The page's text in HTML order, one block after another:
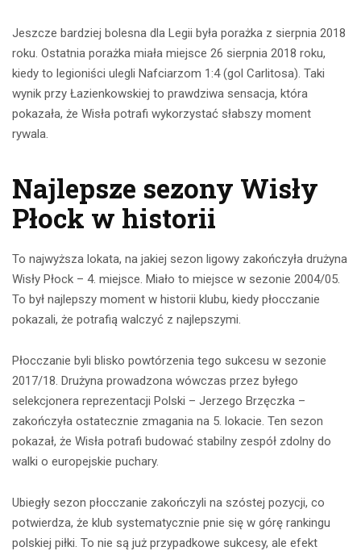
Jeszcze bardziej bolesna dla Legii była porażka z sierpnia 2018
roku. Ostatnia porażka miała miejsce 26 sierpnia 2018 roku,
kiedy to legioniści ulegli Nafciarzom 1:4 (gol Carlitosa). Taki
wynik przy Łazienkowskiej to prawdziwa sensacja, która
pokazała, że Wisła potrafi wykorzystać słabszy moment
rywala.
Najlepsze sezony Wisły
Płock w historii
To najwyższa lokata, na jakiej sezon ligowy zakończyła drużyna
Wisły Płock – 4. miejsce. Miało to miejsce w sezonie 2004/05.
To był najlepszy moment w historii klubu, kiedy płocczanie
pokazali, że potrafią walczyć z najlepszymi.
Płocczanie byli blisko powtórzenia tego sukcesu w sezonie
2017/18. Drużyna prowadzona wówczas przez byłego
selekcjonera reprezentacji Polski – Jerzego Brzęczka –
zakończyła ostatecznie zmagania na 5. lokacie. Ten sezon
pokazał, że Wisła potrafi budować stabilny zespół zdolny do
walki o europejskie puchary.
Ubiegły sezon płocczanie zakończyli na szóstej pozycji, co
potwierdza, że klub systematycznie pnie się w górę rankingu
polskiej piłki. To nie są już przypadkowe sukcesy, ale efekt